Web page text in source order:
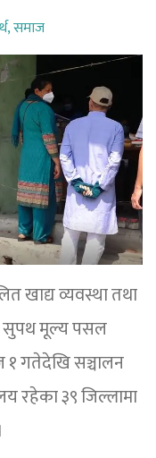
,समाज
खाद्य व्यवस्था तथा
सुपथ मूल्य पसल
१ गतेदेखि सञ्चालन
रहेका ३९ जिल्लामा